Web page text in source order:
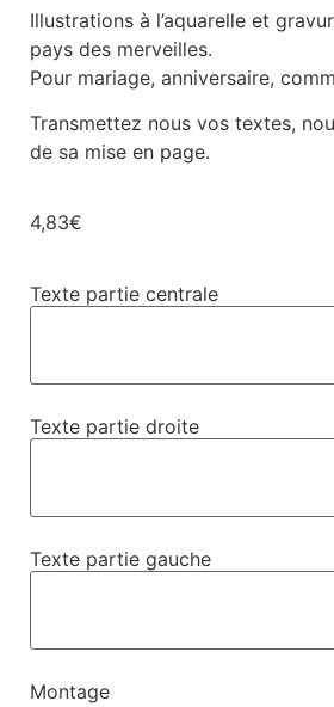
Illustrations à l’aquarelle et
pays des merveilles.
Pour mariage, anniversaire,
Transmettez nous vos textes,
de sa mise en page.
4,83€
Texte partie centrale
Texte partie droite
Texte partie gauche
Montage